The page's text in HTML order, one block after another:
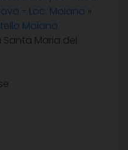
- Loc. Moiano »
Moiano
Santa Maria del